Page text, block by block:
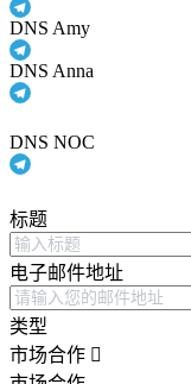
DNS Amy
DNS Anna
DNS NOC
标题
电子邮件地址
类型
市场合作